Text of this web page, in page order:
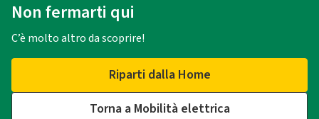
Non fermarti qui
C’è molto altro da scoprire!
Riparti dalla Home
Torna a Mobilità elettrica